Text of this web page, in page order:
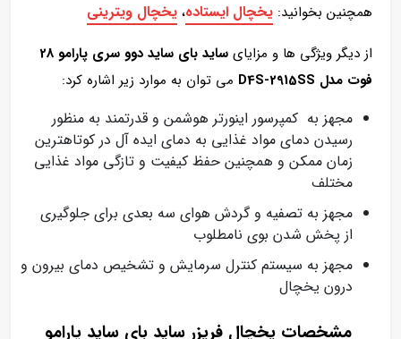
همچنین بخوانید: یخچال ایستاده، یخچال ویترینی
از دیگر ویژگی ها و مزایای
ساید بای ساید دوو سری پارامو 28
فوت مدل D4S-2915SS
می توان به موارد زیر اشاره کرد:
مجهز به کمپرسور اینورتر هوشمن و قدرتمند به منظور
رسیدن دمای مواد غذایی به دمای ایده آل در کوتاهترین
زمان ممکن و همچنین حفظ کیفیت و تازگی مواد غذایی
مختلف
مجهز به تصفیه و گردش هوای سه بعدی برای جلوگیری
از پخش شدن بوی نامطلوب
مجهز به سیستم کنترل سرمایش و تشخیص دمای بیرون و
درون یخچال
مشخصات یخچال‌ فریزر ساید بای‌ ساید پارامو